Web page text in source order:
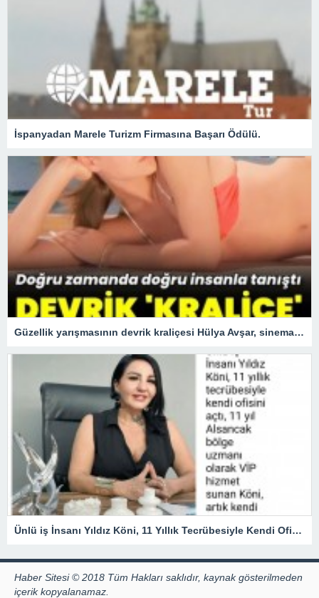
İspanyadan Marele Turizm Firmasına Başarı Ödülü.
Güzellik yarışmasının devrik kraliçesi Hülya Avşar, sinemanın kraliçesi oldu.
Ünlü iş İnsanı Yıldız Köni, 11 Yıllık Tecrübesiyle Kendi Ofisini açtı !
Haber Sitesi © 2018 Tüm Hakları saklıdır, kaynak gösterilmeden
içerik kopyalanamaz.